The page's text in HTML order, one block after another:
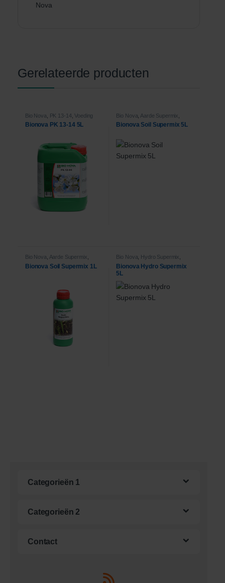
Nova
Gerelateerde producten
Bio Nova PK 13-14 ,Voeding
Bionova PK 13-14 5L
Bio Nova Aarde Supermix
Voeding
Bionova Soil Supermix 5L
Bio Nova Aarde Supermix
Bionova Soil Supermix 1L
Bio Nova Hydro Supermix
Bionova Hydro Supermix
5L
Categorieën 1
Categorieën 2
Contact